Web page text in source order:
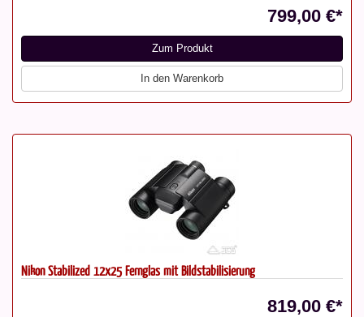
799,00 €*
Zum Produkt
In den Warenkorb
Nikon Stabilized 12x25 Fernglas mit Bildstabilisierung
819,00 €*